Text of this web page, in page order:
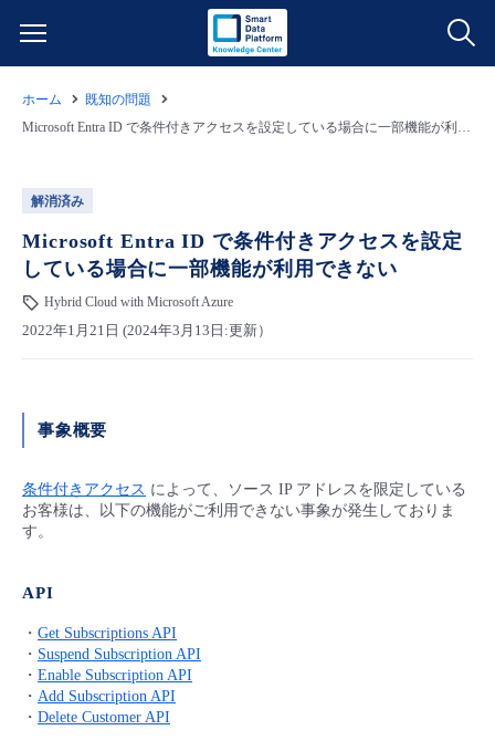
サービス一覧
クラウド/サーバー
ネットワーク
IoT
モニタリング/監査
サポート
データ利活用
クラウド/サーバー
ネットワーク
IoT
モニタリング/監査
すべてのメニューを見る
料金情報
料金シミュレーター
データ利活用
クラウド/サーバー
ネットワーク
サポート
ご利用開始ガイド
■ 管理機能
- 管理機能
■ セットアップガイド
- 初期設定・確認
- ユーザー機能の管理
- バックアップ
- セキュリティ・監査
- マルチクラウド利用
故障/メンテナンス情報
サービス稼働状況
定期メンテナンス
協業パートナー
脱炭素化
ホーム
既知の問題
Microsoft Entra ID で条件付きアクセスを設定している場合に一部機能が利用できない
解消済み
Microsoft Entra ID で条件付きアクセスを設定
している場合に一部機能が利用できない
Hybrid Cloud with Microsoft Azure
2022年1月21日 (2024年3月13日:更新）
事象概要
条件付きアクセス によって、ソース IP アドレスを限定している
お客様は、以下の機能がご利用できない事象が発生しておりま
す。
API
・ Get Subscriptions API
・ Suspend Subscription API
・ Enable Subscription API
・ Add Subscription API
・ Delete Customer API